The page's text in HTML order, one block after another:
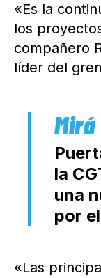
«Es la
los
compañero
líder del
la
una
por
«Las